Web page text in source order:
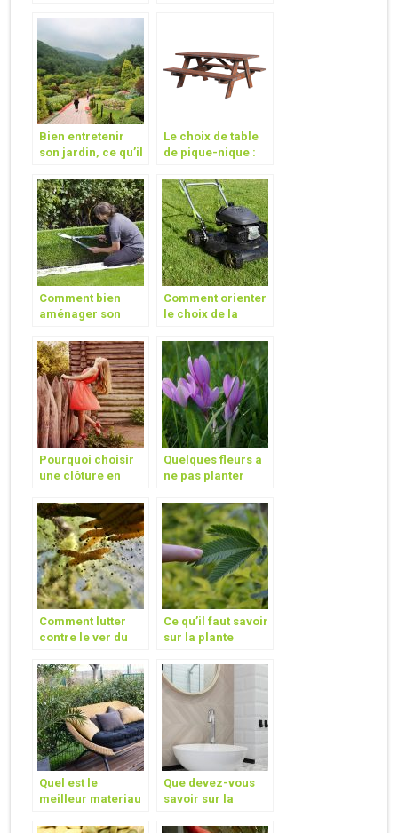
jardin en toute
beauté !
Bien entretenir
son jardin, ce qu’il
Le choix de table
de pique-nique :
aluminium ?
Comment bien
aménager son
Comment orienter
le choix de la
pour son jardin ?
Pourquoi choisir
une clôture en
Quelques fleurs a
ne pas planter
Comment lutter
contre le ver du
Ce qu’il faut savoir
sur la plante
Quel est le
meilleur materiau
Que devez-vous
savoir sur la